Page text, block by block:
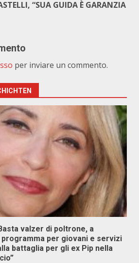
“SUA GUIDA È GARANZIA
per inviare un commento.
valzer di poltrone, a
per giovani e servizi
battaglia per gli ex Pip nella